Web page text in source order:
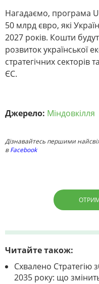
Нагадаємо, програма
50 млрд євро, які
2027 років. Кошти
розвиток української
стратегічних
ЄС.
Джерело: Міндовкілля
Дізнавайтесь першими
вFacebook
Читайте також:
Схвалено Стратегію
2035 року: що